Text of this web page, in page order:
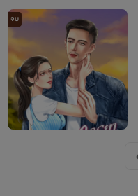
จบ